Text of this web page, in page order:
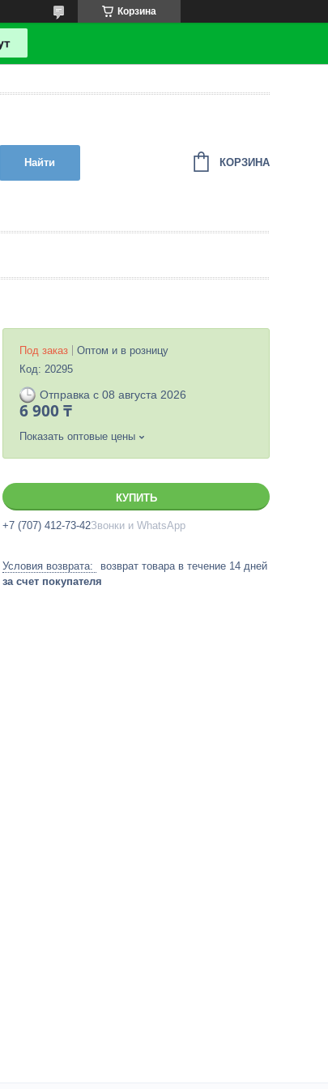
Корзина
Найти КОРЗИНА
Под заказ
Оптом и в розницу
Код: 20295
Отправка с 08 августа 2026
6 900 ₸
Показать оптовые цены
КУПИТЬ
+7 (707) 412-73-42Звонки и WhatsApp
возврат товара в течение 14 дней
за счет покупателя